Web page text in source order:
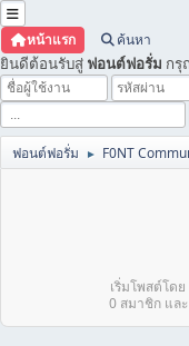
หน้าแรก ค้นหา
ยินดีต้อนรับสู่ ฟอนต์ฟอรั่ม กรุ
ฟอนต์ฟอรั่ม ► F0NT
เริ่มโพสต์โด
0 สมาชิก แล